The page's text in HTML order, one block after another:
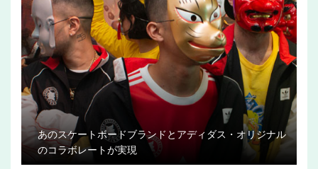
あのスケートボードブランドとアディダス・オリジナル
のコラボレートが実現